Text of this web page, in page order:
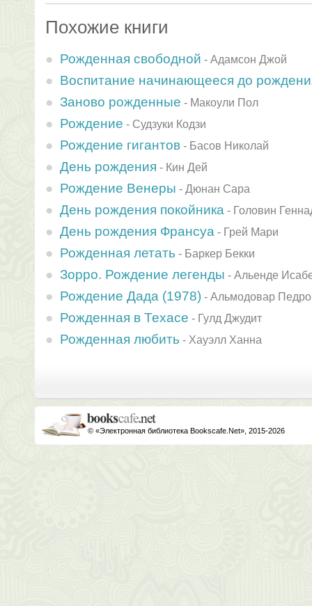
Похожие книги
Рожденная свободной - Адамсон Джой
Воспитание начинающееся до
Заново рожденные - Макоули Пол
Рождение - Судзуки Кодзи
Рождение гигантов - Басов Николай
День рождения - Кин Дей
Рождение Венеры - Дюнан Сара
День рождения покойника - Головин
День рождения Франсуа - Грей Мари
Рожденная летать - Баркер Бекки
Зорро. Рождение легенды - Альенде
Рождение Дада (1978) - Альмодовар Педро
Рожденная в Техасе - Гулд Джудит
Рожденная любить - Хауэлл Ханна
© «Электронная библиотека Bookscafe.Net», 2015-2026